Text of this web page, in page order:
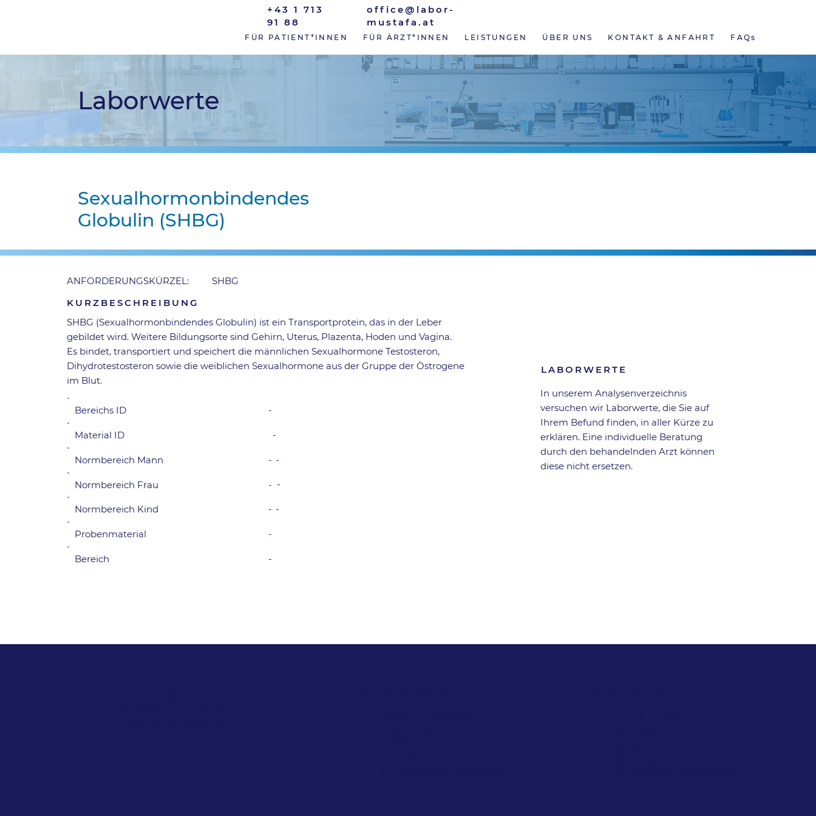
+43 1 713
91 88
office@labor-
mustafa.at
FÜR PATIENT*INNEN FÜR ÄRZT*INNEN LEISTUNGEN ÜBER UNS KONTAKT & ANFAHRT FAQs
Laborwerte
Sexualhormonbindendes
Globulin (SHBG)
ANFORDERUNGSKÜRZEL:
SHBG
KURZBESCHREIBUNG
SHBG (Sexualhormonbindendes Globulin) ist ein Transportprotein, das in der Leber
gebildet wird. Weitere Bildungsorte sind Gehirn, Uterus, Plazenta, Hoden und Vagina.
Es bindet, transportiert und speichert die männlichen Sexualhormone Testosteron,
Dihydrotestosteron sowie die weiblichen Sexualhormone aus der Gruppe der Östrogene
im Blut.
Bereichs ID -
Material ID -
Normbereich Mann - -
Normbereich Frau - -
Normbereich Kind - -
Probenmaterial -
Bereich -
LABORWERTE
In unserem Analysen­verzeichnis
versuchen wir Laborwerte, die Sie auf
Ihrem Befund finden, in aller Kürze zu
erklären. Eine individuelle Beratung
durch den behandelnden Arzt können
diese nicht ersetzen.